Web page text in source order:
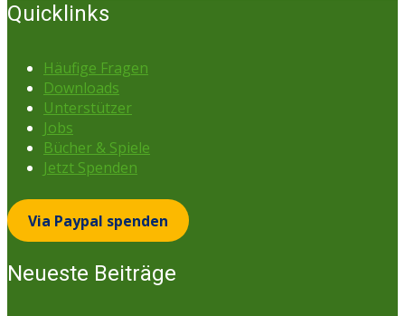
Quicklinks
Häufige Fragen
Downloads
Unterstützer
Jobs
Bücher & Spiele
Jetzt Spenden
Via Paypal spenden
Neueste Beiträge